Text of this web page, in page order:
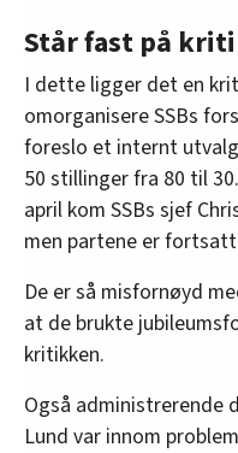
Står fast på
I dette ligger det en
omorganisere SSBs
foreslo et internt
50 stillinger fra 80 til
april kom SSBs sjef
men partene er
De er så misfornøyd
at de brukte
kritikken.
Også administrerende
Lund var innom